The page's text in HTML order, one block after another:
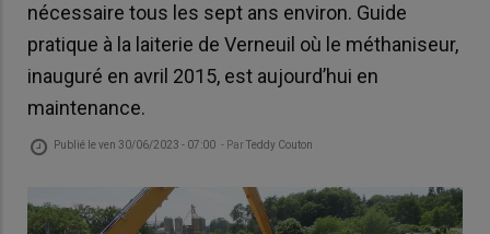
nécessaire tous les sept ans environ. Guide
pratique à la laiterie de Verneuil où le méthaniseur,
inauguré en avril 2015, est aujourd’hui en
maintenance.
Publié leven 30/06/2023 - 07:00 - ParTeddy Couton